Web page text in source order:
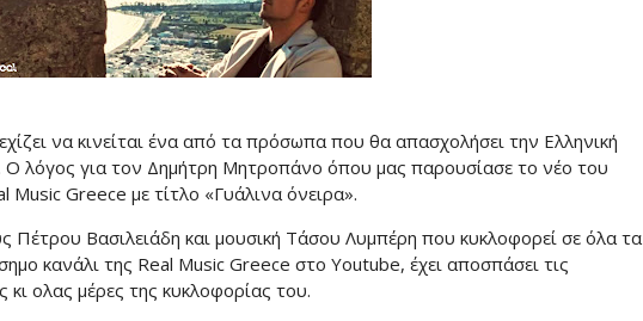
να κινείται ένα από τα πρόσωπα που θα απασχολήσει την Ελληνική
Ο λόγος για τον Δημήτρη Μητροπάνο όπου μας παρουσίασε το νέο του
Greece με τίτλο «Γυάλινα όνειρα».
Πέτρου Βασιλειάδη και μουσική Τάσου Λυμπέρη που κυκλοφορεί σε όλα τα
κανάλι της Real Music Greece στο Youtube, έχει αποσπάσει τις
κι ολας μέρες της κυκλοφορίας του.